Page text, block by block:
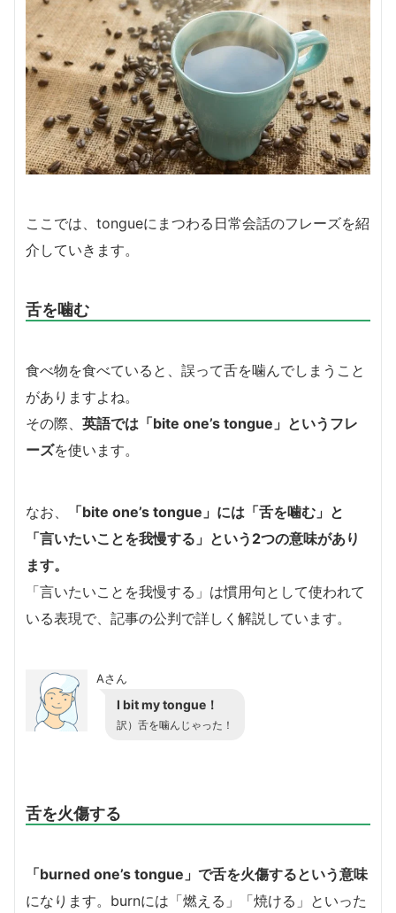
ここでは、tongueにまつわる日常会話のフレーズを紹
介していきます。
舌を噛む
食べ物を食べていると、誤って舌を噛んでしまうこと
がありますよね。
その際、 英語では「bite one’s tongue」というフレ
ーズを使います。
なお、
「bite one’s tongue」には「舌を噛む」と
「言いたいことを我慢する」という2つの意味があり
ます。
「言いたいことを我慢する」は慣用句として使われて
いる表現で、記事の公判で詳しく解説しています。
Aさん
I bit my tongue！
訳）舌を噛んじゃった！
舌を火傷する
「burned one’s tongue」で舌を火傷するという意味
になります。burnには「燃える」「焼ける」といった